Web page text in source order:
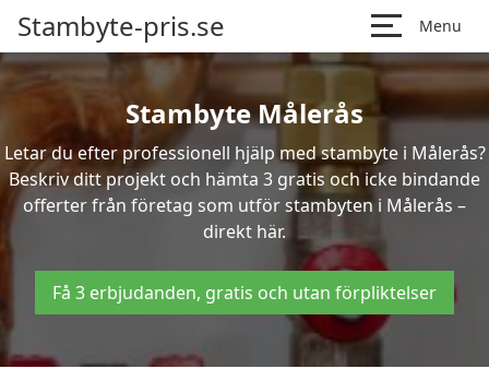
Stambyte-pris.se Menu
Stambyte Målerås
Letar du efter professionell hjälp med stambyte i Målerås?
Beskriv ditt projekt och hämta 3 gratis och icke bindande
offerter från företag som utför stambyten i Målerås –
direkt här.
Få 3 erbjudanden, gratis och utan förpliktelser